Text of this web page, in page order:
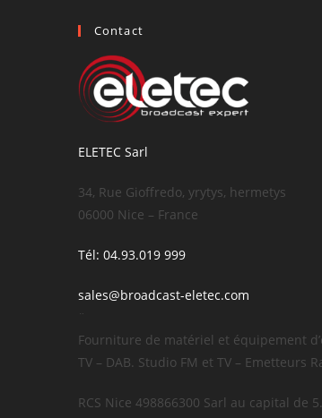
Contact
ELETEC Sarl
34, Rue Gioffredo, yrytys, hermetys
06000 Nice – France
Tél: 04.93.019 999
sales@broadcast-eletec.com
¨
Fourniture de matériel et équipement
TV – DAB. Studio FM et TV – Emetteurs
RCS Nice 498866300 Sarl au capital de